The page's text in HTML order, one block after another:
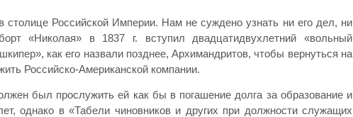
столице Российской Империи. Нам не суждено узнать ни его дел, ни
«Николая» в 1837 г. вступил двадцатидвухлетний «вольный
как его назвали позднее, Архимандритов, чтобы вернуться на
Российско-Американской компании.
был прослужить ей как бы в погашение долга за образование и
однако в «Табели чиновников и других при должности служащих